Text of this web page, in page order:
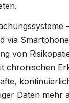
via
von
chronischen
Daten mehr